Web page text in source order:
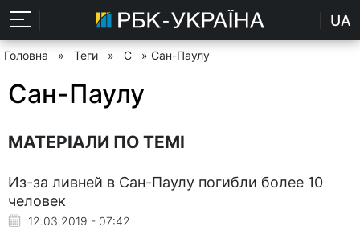
UA
Головна » Теги » С » Сан-Паулу
Сан-Паулу
МАТЕРІАЛИ ПО ТЕМІ
Из-за ливней в Сан-Паулу погибли более 10
человек
12.03.2019 - 07:42